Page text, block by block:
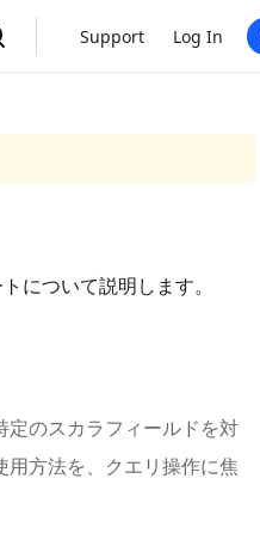
Support Log In
について説明します。
のスカラフィールドを対
方法を、クエリ操作に焦